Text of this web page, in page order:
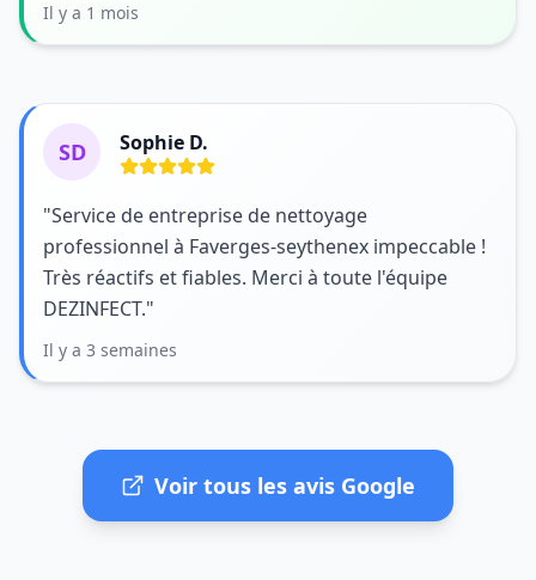
Il y a 1 mois
SD Sophie D.
"Service de entreprise de nettoyage
professionnel à Faverges-seythenex impeccable !
Très réactifs et fiables. Merci à toute l'équipe
DEZINFECT."
Il y a 3 semaines
Voir tous les avis Google